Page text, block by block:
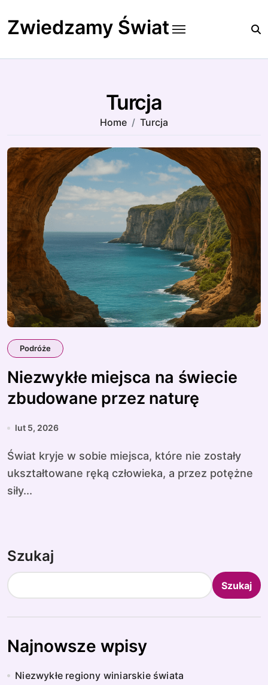
to
content
Zwiedzamy Świat
Turcja
Home Turcja
Podróże
Niezwykłe miejsca na świecie
zbudowane przez naturę
lut 5, 2026
Świat kryje w sobie miejsca, które nie zostały
ukształtowane ręką człowieka, a przez potężne
siły...
Szukaj
Szukaj
Najnowsze wpisy
Niezwykłe regiony winiarskie świata